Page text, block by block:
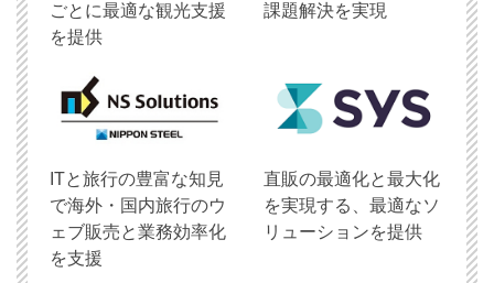
ごとに最適な観光支援
を提供
課題解決を実現
ITと旅行の豊富な知見
で海外・国内旅行のウ
ェブ販売と業務効率化
を支援
直販の最適化と最大化
を実現する、最適なソ
リューションを提供